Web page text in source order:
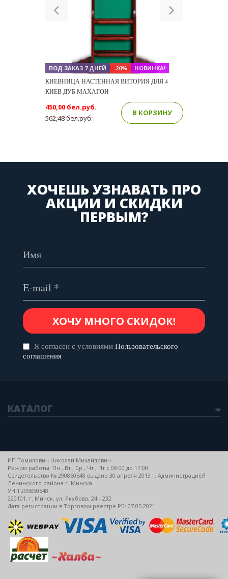
ПОД ЗАКАЗ 7 ДНЕЙ -20% НОВИНКА!
КИЕВНИЦА НАСТЕННАЯ ВИТОРИЯ ДЛЯ 4
КИЕВ ДУБ МАХАГОН
562,48 бел.руб.
450,00 бел.руб.
В КОРЗИНУ
ХОЧЕШЬ УЗНАВАТЬ ПРО
АКЦИИ И СКИДКИ
ПЕРВЫМ?
Я согласен с условиями Пользовательского
соглашения
КАТАЛОГ
ИП Томилович Николай Михайлович
Режим работы: Пн , Вт , Ср , Чт , Пт c 09:00 до 17:00
Свидетельство № 290850548 выдано 30 апреля 2013 г. Администрацией
Ленинского района г. Минска
УНП 290850548
220101, г. Минск, ул. Якубова, 24 - 232
Дата регистрации в Торговом реестре РБ: 07.05.2021